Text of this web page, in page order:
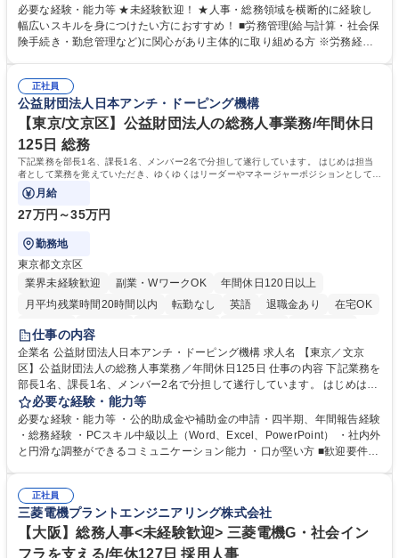
営を支えるゼネラリストをめざせます。 ・初期業務：労働時間管理、給与
計算、社会保険対応、福利厚生管理、安全衛生、健康経営推進等をお任せ
します。ご経験に応じて、休職者管理など、幅広く経験を積んでいただき
幅広く経験を積みたい意欲がある方に最適な環境です。 募集職種 【総
務・人事】未経験歓迎/日立グループ/組織運営を支えるゼネラリストを目
指す
必要な経験・能力等 ★未経験歓迎！ ★人事・総務領域を横断的に経験し
幅広いスキルを身につけたい方におすすめ！ ■労務管理(給与計算・社会保
険手続き・勤怠管理など)に関心があり主体的に取り組める方 ※労務経験
のご経験 ■労務管理（給与計算・社会保険手続き・勤怠管理など）の経験
■衛生管理者の資格をお持ちの方 学歴・資格 学歴：大学院 大学 高専 短大
専修学校 高校 語学力： 資格：
正社員
公益財団法人日本アンチ・ドーピング機構
【東京/文京区】公益財団法人の総務人事業務/年間休日
125日 総務
下記業務を部長1名、課長1名、メンバー2名で分担して遂行しています。 はじめは担当
者として業務を覚えていただき、ゆくゆくはリーダーやマネージャーポジションとして活
躍いただくことを期待しています。
月給
27万円～35万円
勤務地
東京都文京区
業界未経験歓迎
副業・WワークOK
年間休日120日以上
月平均残業時間20時間以内
転勤なし 英語 退職金あり
在宅OK
賞与あり
育休あり
食事補助あり
仕事の内容
企業名 公益財団法人日本アンチ・ドーピング機構 求人名 【東京／文京
区】公益財団法人の総務人事業務／年間休日125日 仕事の内容 下記業務を
部長1名、課長1名、メンバー2名で分担して遂行しています。 はじめは担
当者として業務を覚えていただき、ゆくゆくはリーダーやマネージャーポ
ジションとして活躍いただくことを期待しています。 【総務・人事グルー
プの業務内容】 ・人事制度関連 ・採用活動 ・教育研修の企画、実行 ・勤
怠管理 ・官公庁への各種提出 ・法定の会議運営（評議員会、理事会） ・
管理 ・福利厚生関連 ・職員からの問合せ、相談対応 ・その他日常の総務
業務全般 募集職種 【東京／文京区】公益財団法人の総務人事業務／年間
休日125日
必要な経験・能力等
必要な経験・能力等 ・公的助成金や補助金の申請・四半期、年間報告経験
・総務経験 ・PCスキル中級以上（Word、Excel、PowerPoint） ・社内外
と円滑な調整ができるコミュニケーション能力 ・口が堅い方 ■歓迎要件
正社員
三菱電機プラントエンジニアリング株式会社
【大阪】総務人事<未経験歓迎> 三菱電機G・社会イン
フラを支える/年休127日 採用人事